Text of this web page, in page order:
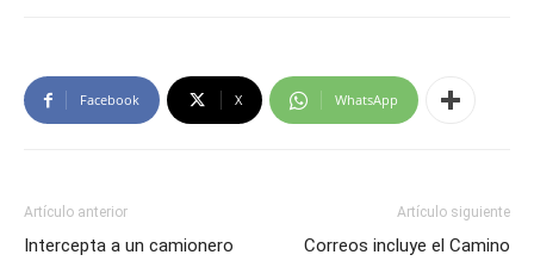
Facebook X WhatsApp
Artículo anterior
Intercepta a un camionero
Artículo siguiente
Correos incluye el Camino